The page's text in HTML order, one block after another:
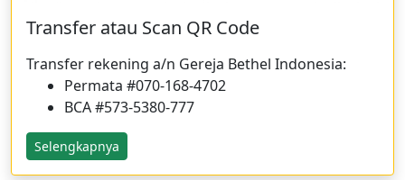
Transfer atau Scan QR Code
Transfer rekening a/n Gereja Bethel Indonesia:
Permata #070-168-4702
BCA#573-5380-777
Selengkapnya